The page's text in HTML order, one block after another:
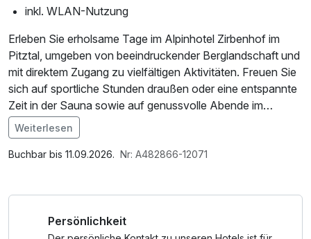
inkl. WLAN-Nutzung
Erleben Sie erholsame Tage im Alpinhotel Zirbenhof im
Pitztal, umgeben von beeindruckender Berglandschaft und
mit direktem Zugang zu vielfältigen Aktivitäten. Freuen Sie
sich auf sportliche Stunden draußen oder eine entspannte
Zeit in der Sauna sowie auf genussvolle Abende im
Rahmen der inkludierten Halbpension. Ideal für alle, die
Aktivurlaub und Erholung harmonisch verbinden möchten.
Im Angebot enthalten
Saunabenutzung, Saunatuch, Parkplatz, Nutzung des
Weiterlesen
Buchbar bis 11.09.2026. Nr: A482866-12071
Persönlichkeit